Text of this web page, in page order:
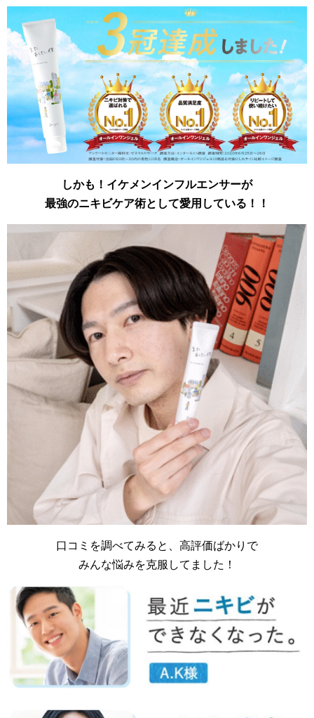
しかも！イケメンインフルエンサーが
最強のニキビケア術として愛用している！！
口コミを調べてみると、高評価ばかりで
みんな悩みを克服してました！